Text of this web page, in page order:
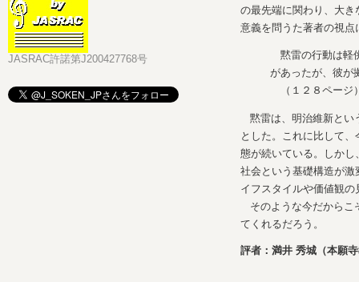
JASRAC許諾第J200427768号
の最先端に関わり、大
意義を問うた著者の視
黙雷の行動は軽
があったが、彼が
（１２８ページ
黙雷は、明治維新とい
とした。これに比して
態が続いている。しか
社会という基礎構造が
イフスタイルや価値観
そのような今だからこ
てくれるだろう。
評者：満井 秀城（本願